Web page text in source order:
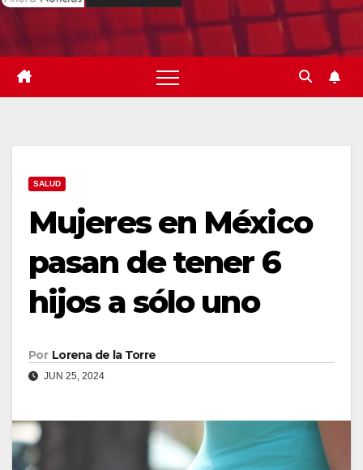
SALUD
Mujeres en México
pasan de tener 6
hijos a sólo uno
Por Lorena de la Torre
JUN 25, 2024